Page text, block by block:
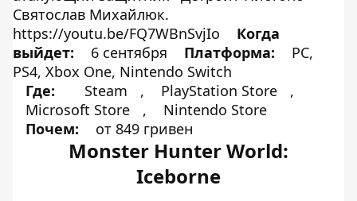
Святослав Михайлюк.
https://youtu.be/FQ7WBnSvjIo
Когда
выйдет:
6 сентября Платформа:
PC,
PS4, Xbox One, Nintendo Switch
Где:
Steam , PlayStation Store
,
Microsoft Store
,
Nintendo Store
Почем:
от 849 гривен
Monster Hunter World:
Iceborne